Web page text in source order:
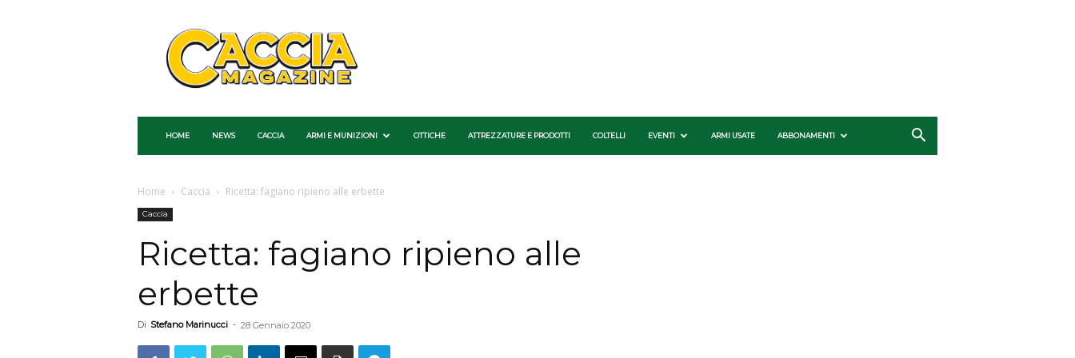
Caccia
Magazine
HOME NEWS CACCIA ARMI E MUNIZIONI OTTICHE ATTREZZATURE E PRODOTTI COLTELLI EVENTI ARMI USATE ABBONAMENTI
Home Caccia Ricetta: fagiano ripieno alle erbette
Caccia
Ricetta: fagiano ripieno alle
erbette
Di Stefano Marinucci - 28 Gennaio 2020